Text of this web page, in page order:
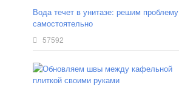
Вода течет в унитазе: решим проблему
самостоятельно
57592